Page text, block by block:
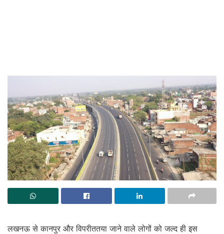
लखनऊ से कानपुर और विपरीततया जाने वाले लोगों को जल्द ही इस